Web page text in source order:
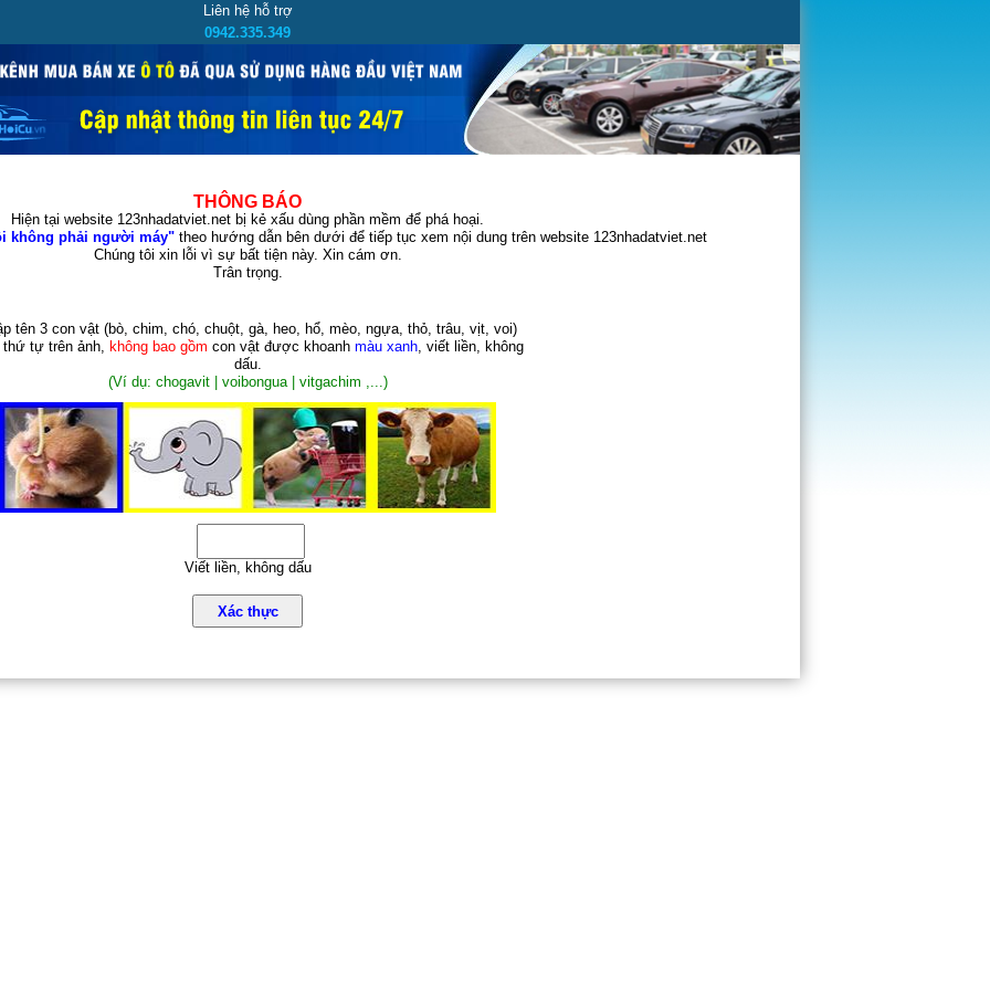
Liên hệ hỗ trợ
0942.335.349
THÔNG BÁO
Hiện tại website 123nhadatviet.net bị kẻ xấu dùng phần mềm để phá hoại.
không phải người máy"theo hướng dẫn bên dưới để tiếp tục xem nội dung trên website 123nhadatviet.net
Chúng tôi xin lỗi vì sự bất tiện này. Xin cám ơn.
Trân trọng.
tên 3 con vật (bò, chim, chó, chuột, gà, heo, hổ, mèo, ngựa, thỏ, trâu, vịt, voi)
thứ tự trên ảnh, không bao gồm con vật được khoanh màu xanh, viết liền, không
dấu.
(Ví dụ: chogavit | voibongua | vitgachim ,...)
Viết liền, không dấu
Xác thực